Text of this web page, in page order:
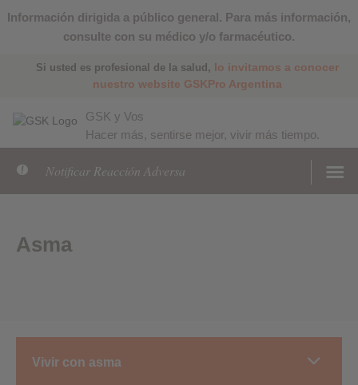
Información dirigida a público general. Para más información,
consulte con su médico y/o farmacéutico.
Si usted es profesional de la salud, lo invitamos a conocer
nuestro website GSKPro Argentina
GSK y Vos
Hacer más, sentirse mejor, vivir más tiempo.
Notificar Reacción Adversa
Asma
Vivir con asma